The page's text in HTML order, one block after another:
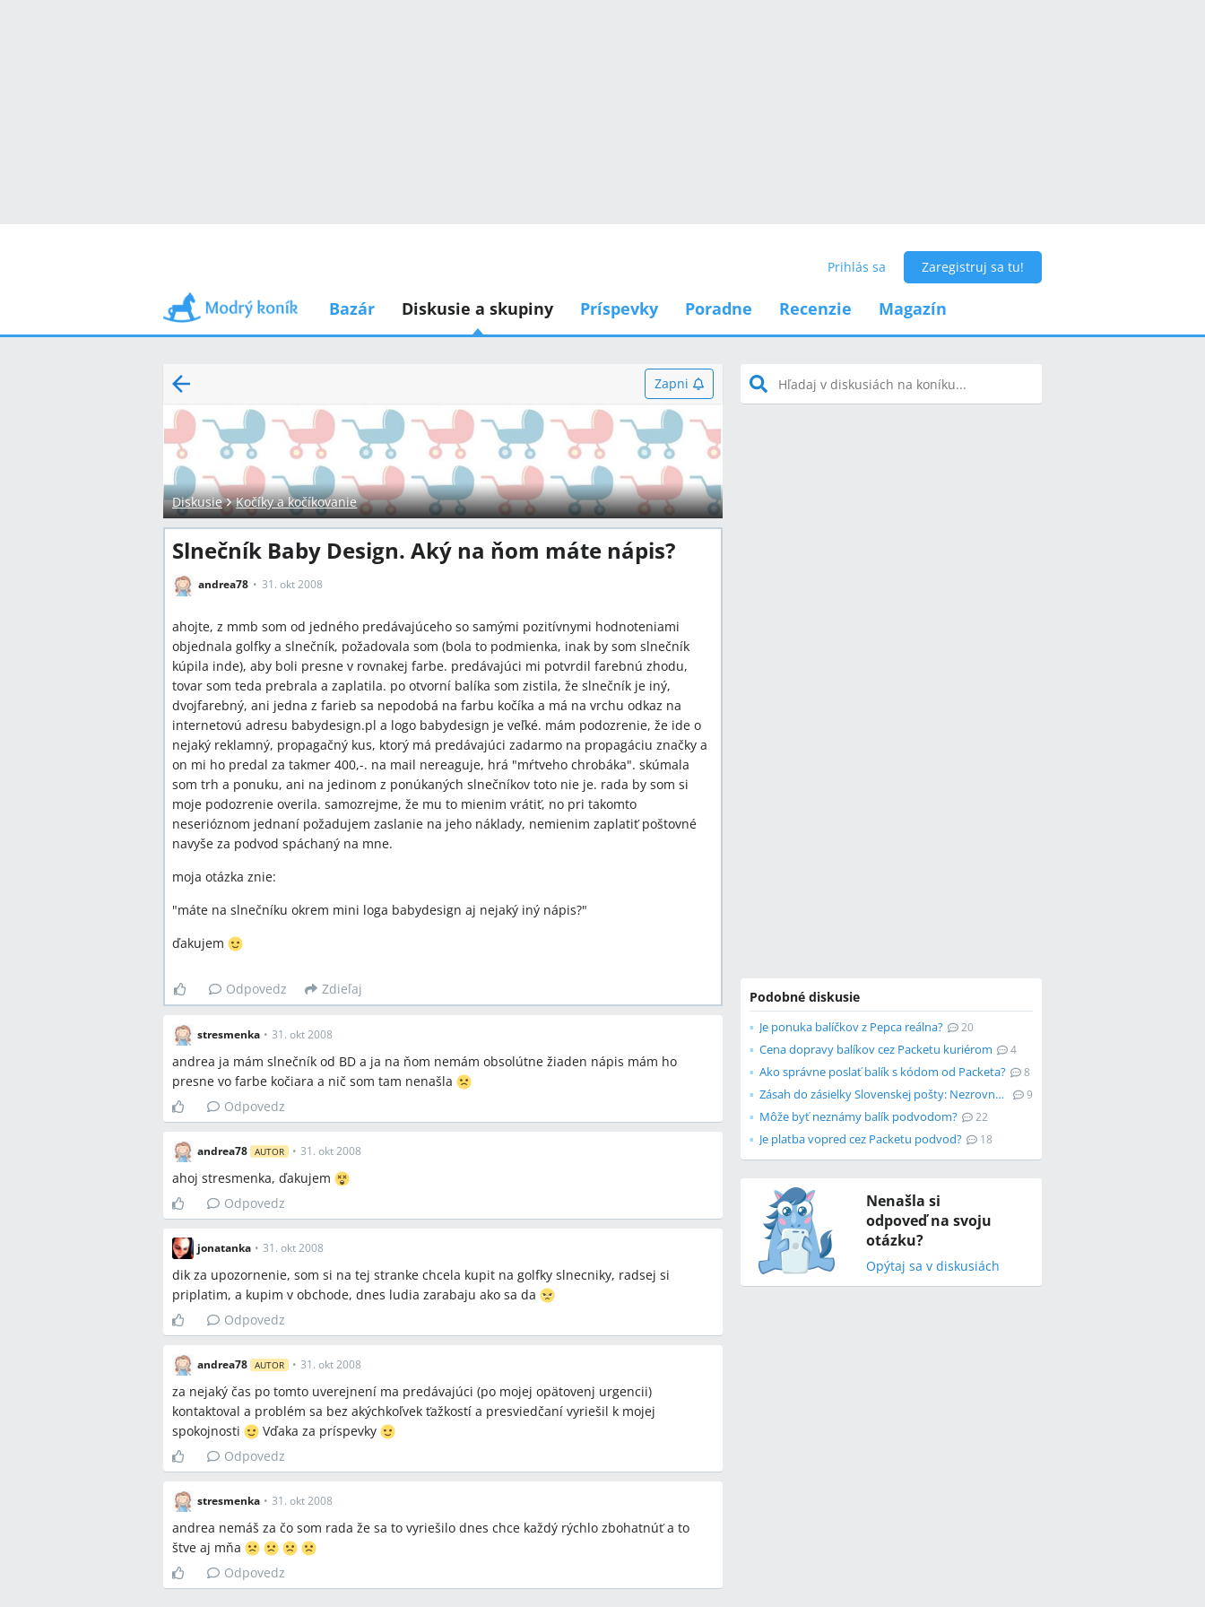
Prihlás sa Zaregistruj sa tu!
Bazár Diskusie a skupiny Príspevky Poradne Recenzie Magazín
Zapni
Diskusie Kočíky a kočíkovanie
Slnečník Baby Design. Aký na ňom máte nápis?
andrea78 31. okt 2008
ahojte, z mmb som od jedného predávajúceho so samými pozitívnymi hodnoteniami
objednala golfky a slnečník, požadovala som (bola to podmienka, inak by som slnečník
kúpila inde), aby boli presne v rovnakej farbe. predávajúci mi potvrdil farebnú zhodu,
tovar som teda prebrala a zaplatila. po otvorní balíka som zistila, že slnečník je iný,
dvojfarebný, ani jedna z farieb sa nepodobá na farbu kočíka a má na vrchu odkaz na
internetovú adresu babydesign.pl a logo babydesign je veľké. mám podozrenie, že ide o
nejaký reklamný, propagačný kus, ktorý má predávajúci zadarmo na propagáciu značky a
on mi ho predal za takmer 400,-. na mail nereaguje, hrá "mŕtveho chrobáka". skúmala
som trh a ponuku, ani na jedinom z ponúkaných slnečníkov toto nie je. rada by som si
moje podozrenie overila. samozrejme, že mu to mienim vrátiť, no pri takomto
neserióznom jednaní požadujem zaslanie na jeho náklady, nemienim zaplatiť poštovné
navyše za podvod spáchaný na mne.
moja otázka znie:
"máte na slnečníku okrem mini loga babydesign aj nejaký iný nápis?"
ďakujem
Odpovedz Zdieľaj
stresmenka • 31. okt 2008
andrea ja mám slnečník od BD a ja na ňom nemám obsolútne žiaden nápis mám ho
presne vo farbe kočiara a nič som tam nenašla
Odpovedz
andrea78 AUTOR • 31. okt 2008
ahoj stresmenka, ďakujem
Odpovedz
jonatanka • 31. okt 2008
dik za upozornenie, som si na tej stranke chcela kupit na golfky slnecniky, radsej si
priplatim, a kupim v obchode, dnes ludia zarabaju ako sa da
Odpovedz
andrea78 AUTOR • 31. okt 2008
za nejaký čas po tomto uverejnení ma predávajúci (po mojej opätovenj urgencii)
kontaktoval a problém sa bez akýchkoľvek ťažkostí a presviedčaní vyriešil k mojej
spokojnosti
Vďaka za príspevky
Odpovedz
stresmenka • 31. okt 2008
andrea nemáš za čo som rada že sa to vyriešilo dnes chce každý rýchlo zbohatnúť a to
štve aj mňa
Odpovedz
Podobné diskusie
Je ponuka balíčkov z Pepca reálna? 20
Cena dopravy balíkov cez Packetu kuriérom 4
Ako správne poslať balík s kódom od Packeta? 8
Zásah do zásielky Slovenskej pošty: Nezrovnalosti? 9
Môže byť neznámy balík podvodom? 22
Je platba vopred cez Packetu podvod? 18
Nenašla si
odpoveď na svoju
otázku?
Opýtaj sa v diskusiách